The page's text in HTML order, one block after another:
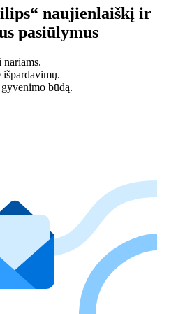
naujienlaiškį ir
pasiūlymus
būdą.